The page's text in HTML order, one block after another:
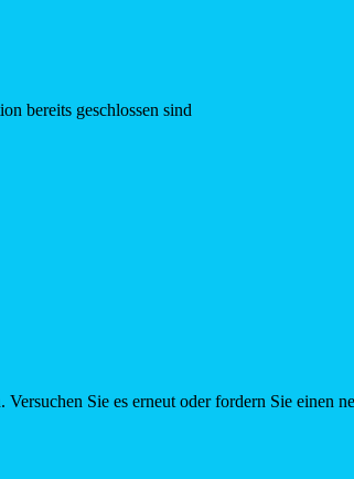
bereits geschlossen sind
Sie es erneut oder fordern Sie einen